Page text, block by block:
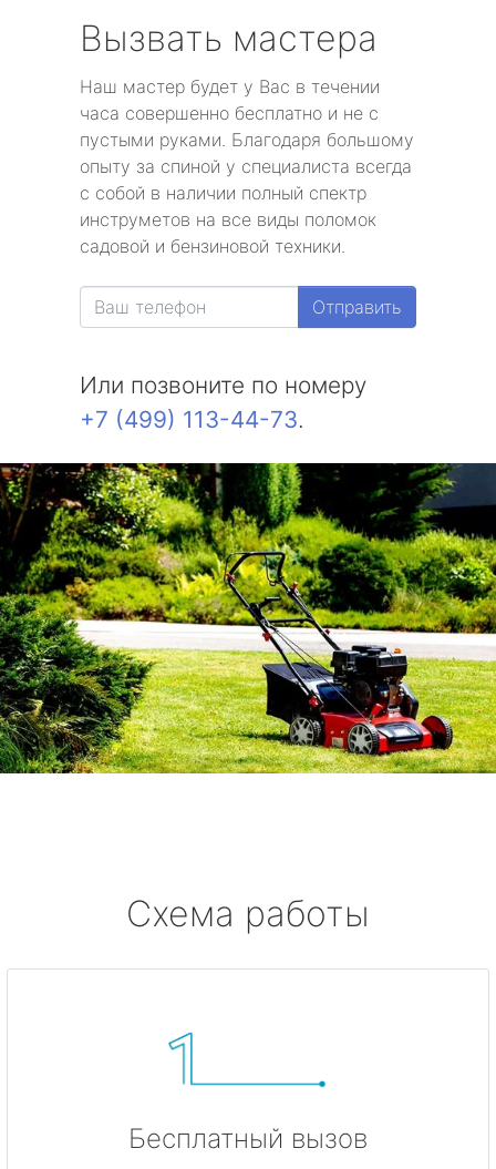
Вызвать мастера
Наш мастер будет у Вас в течении
часа совершенно бесплатно и не с
пустыми руками. Благодаря большому
опыту за спиной у специалиста всегда
с собой в наличии полный спектр
инструметов на все виды поломок
садовой и бензиновой техники.
Отправить
Или позвоните по номеру
+7 (499) 113-44-73.
Схема работы
Бесплатный вызов